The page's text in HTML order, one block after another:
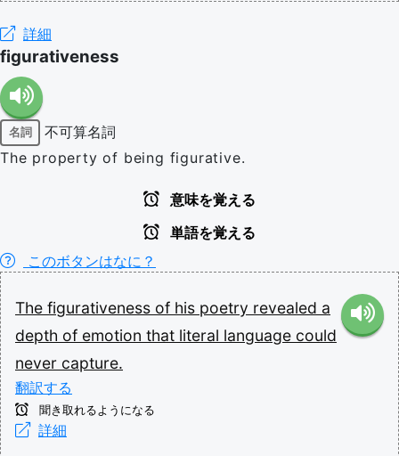
詳細
figurativeness
名詞
不可算名詞
The property of being figurative.
意味を覚える
単語を覚える
このボタンはなに？
The figurativeness of his poetry revealed a
depth of emotion that literal language could
never capture.
翻訳する
聞き取れるようになる
詳細